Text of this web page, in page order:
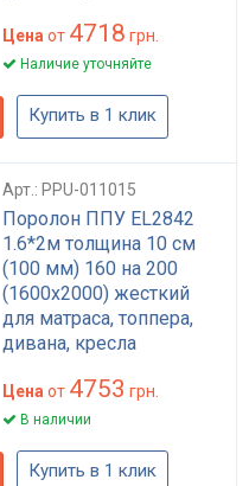
Цена от 4718 грн.
Наличие уточняйте
Купить в 1 клик
Арт.: PPU-011015
Поролон ППУ EL2842
1.6*2м толщина 10 см
(100 мм) 160 на 200
(1600х2000) жесткий
для матраса, топпера,
дивана, кресла
Цена от 4753 грн.
В наличии
Купить в 1 клик